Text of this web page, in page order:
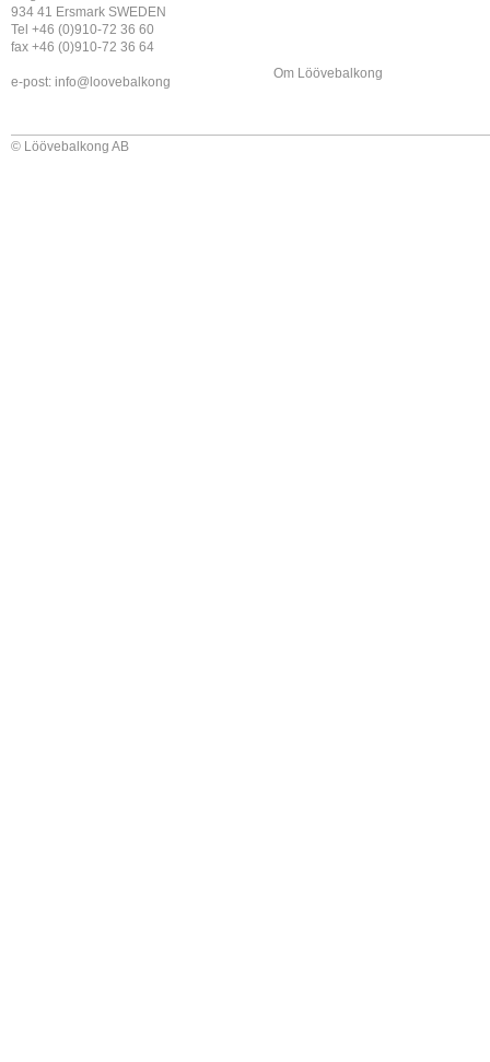
934 41 Ersmark SWEDEN
Tel +46 (0)910-72 36 60
fax +46 (0)910-72 36 64
e-post: info@loovebalkong
Om Löövebalkong
© Löövebalkong AB